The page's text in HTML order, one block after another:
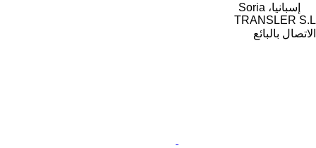
إسبانيا، Soria
TRANSLER S.L
الاتصال بالبائع